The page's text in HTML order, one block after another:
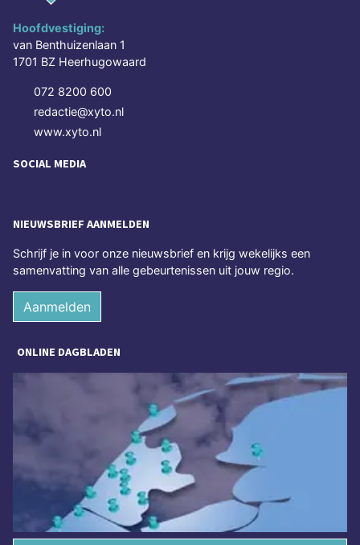
Hoofdvestiging:
van Benthuizenlaan 1
1701 BZ Heerhugowaard
072 8200 600
redactie@xyto.nl
www.xyto.nl
SOCIAL MEDIA
NIEUWSBRIEF AANMELDEN
Schrijf je in voor onze nieuwsbrief en krijg wekelijks een
samenvatting van alle gebeurtenissen uit jouw regio.
Aanmelden
ONLINE DAGBLADEN